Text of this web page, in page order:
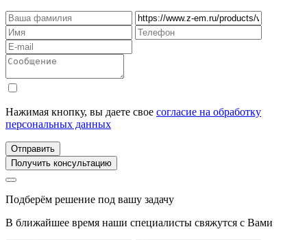
Нажимая кнопку, вы даете свое согласие на обработку
персональных данных
Отправить
Получить консультацию
Подберём решение под вашу задачу
В ближайшее время наши специалисты свяжутся с Вами